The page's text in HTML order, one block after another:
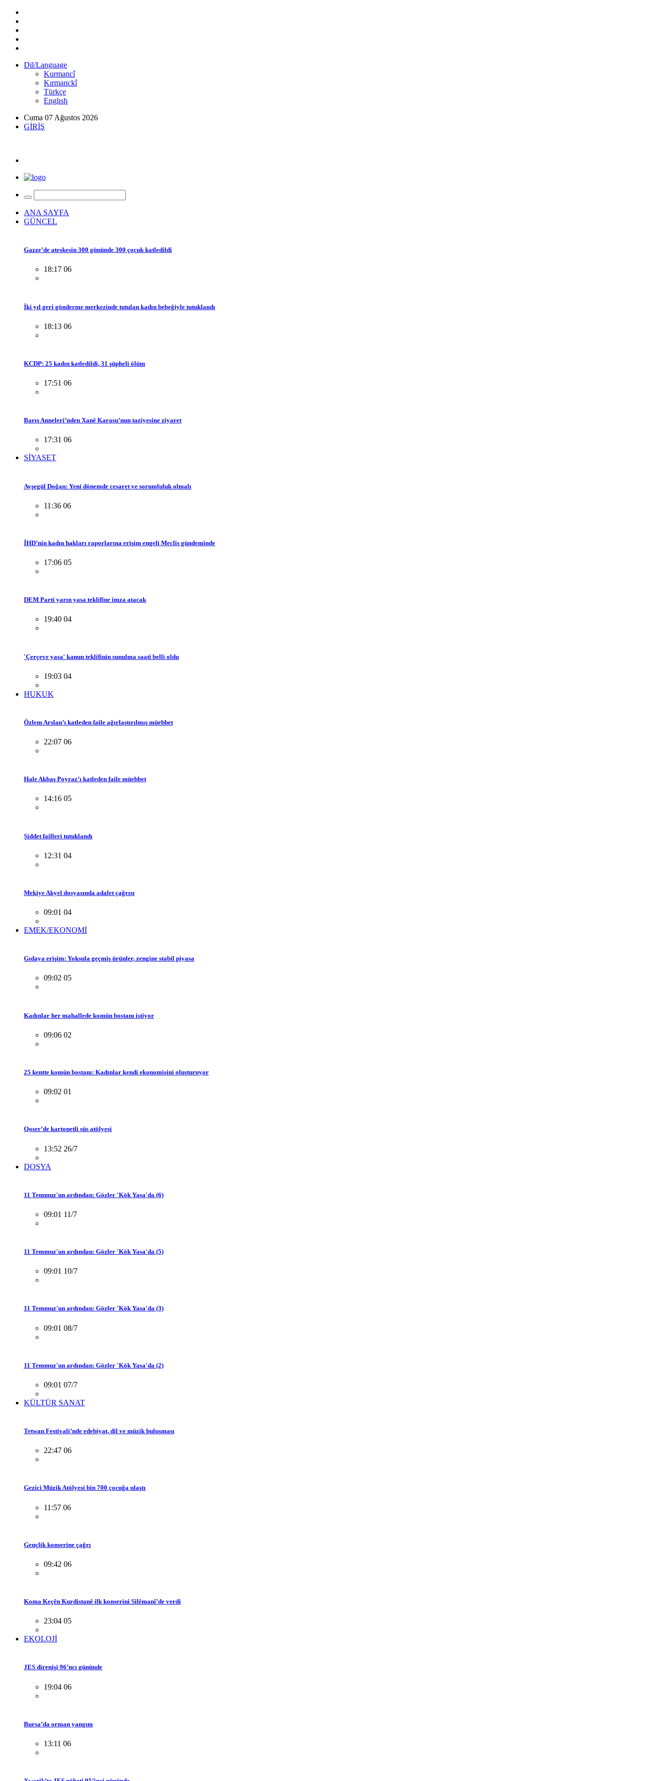
Dil/Language
Kurmancî
Kırmanckî
Türkçe
Englısh
Cuma 07 Ağustos 2026
GİRİŞ
ANA SAYFA
GÜNCEL
Gazze’de ateşkesin 300 gününde 300 çocuk katledildi
18:17 06
İki yıl geri gönderme merkezinde tutulan kadın bebeğiyle tutuklandı
18:13 06
KCDP: 25 kadın katledildi, 31 şüpheli ölüm
17:51 06
Barış Anneleri’nden Xanê Karasu’nun taziyesine ziyaret
17:31 06
SİYASET
Ayşegül Doğan: Yeni dönemde cesaret ve sorumluluk olmalı
11:36 06
İHD’nin kadın hakları raporlarına erişim engeli Meclis gündeminde
17:06 05
DEM Parti yarın yasa teklifine imza atacak
19:40 04
'Çerçeve yasa' kanun teklifinin sunulma saati belli oldu
19:03 04
HUKUK
Özlem Arslan’ı katleden faile ağırlaştırılmış müebbet
22:07 06
Hale Akbaş Poyraz’ı katleden faile müebbet
14:16 05
Şiddet failleri tutuklandı
12:31 04
Mekiye Akyel dosyasında adalet çağrısı
09:01 04
EMEK/EKONOMİ
Gıdaya erişim: Yoksula geçmiş ürünler, zengine stabil piyasa
09:02 05
Kadınlar her mahallede komün bostanı istiyor
09:06 02
25 kentte komün bostanı: Kadınlar kendi ekonomisini oluşturuyor
09:02 01
Qoser’de kartonetli süs atölyesi
13:52 26/7
DOSYA
11 Temmuz'un ardından: Gözler 'Kök Yasa'da (6)
09:01 11/7
11 Temmuz'un ardından: Gözler 'Kök Yasa'da (5)
09:01 10/7
11 Temmuz'un ardından: Gözler 'Kök Yasa'da (3)
09:01 08/7
11 Temmuz'un ardından: Gözler 'Kök Yasa'da (2)
09:01 07/7
KÜLTÜR SANAT
Tetwan Festivali’nde edebiyat, dil ve müzik buluşması
22:47 06
Gezici Müzik Atölyesi bin 700 çocuğa ulaştı
11:57 06
Gençlik konserine çağrı
09:42 06
Koma Keçên Kurdistanê ilk konserini Silêmanî’de verdi
23:04 05
EKOLOJİ
JES direnişi 96’ncı gününde
19:04 06
Bursa’da orman yangını
13:11 06